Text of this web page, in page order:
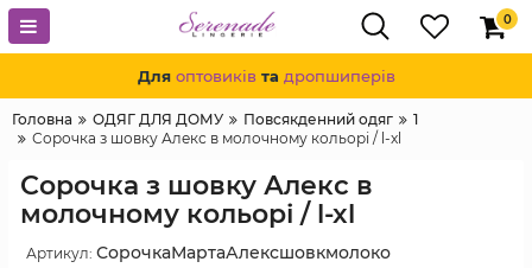
0
Для оптовиків та дропшиперів
Головна ОДЯГ ДЛЯ ДОМУ Повсякденний одяг
1
Сорочка з шовку Алекс в молочному кольорі / l-xl
Сорочка з шовку Алекс в
молочному кольорі / l-xl
Артикул: СорочкаМартаАлексшовкмолоко